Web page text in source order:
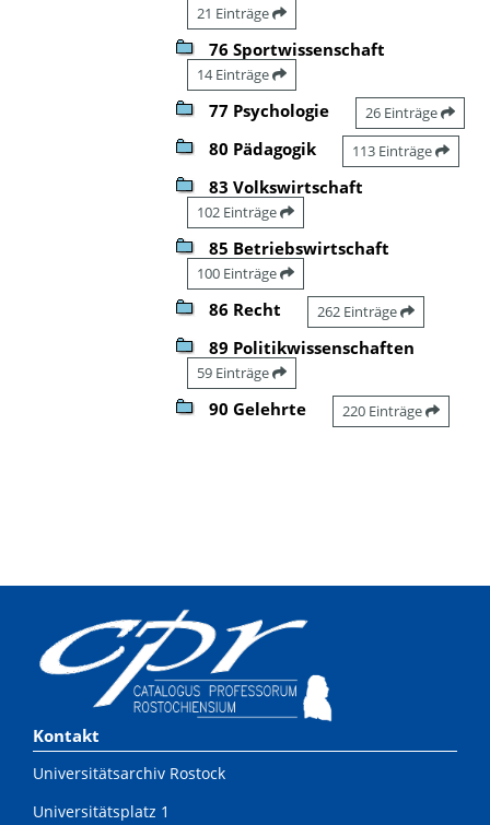
21 Einträge
76 Sportwissenschaft
14 Einträge
77 Psychologie 26 Einträge
80 Pädagogik 113 Einträge
83 Volkswirtschaft
102 Einträge
85 Betriebswirtschaft
100 Einträge
86 Recht 262 Einträge
89 Politikwissenschaften
59 Einträge
90 Gelehrte 220 Einträge
Kontakt
Universitätsarchiv Rostock
Universitätsplatz 1